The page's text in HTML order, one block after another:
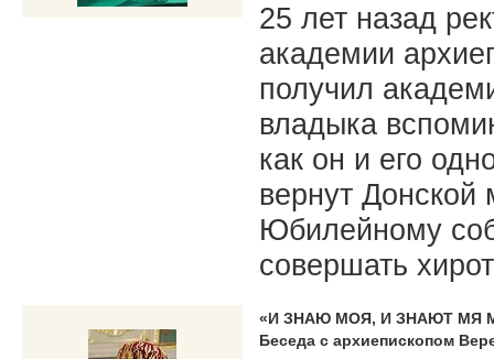
25 лет назад
академии
получил
владыка
как он и его
вернут Донской
Юбилейному
совершать
«И ЗНАЮ МОЯ, И ЗНАЮТ МЯ
Беседа с архиепископом